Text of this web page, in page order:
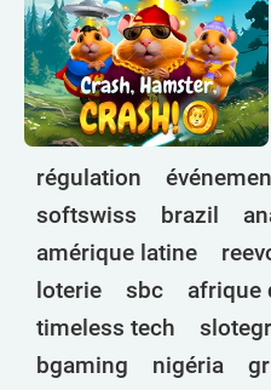
régulation
softswiss
brazil
amérique latine
loterie
sbc afrique
timeless tech
bgaming
nigéria